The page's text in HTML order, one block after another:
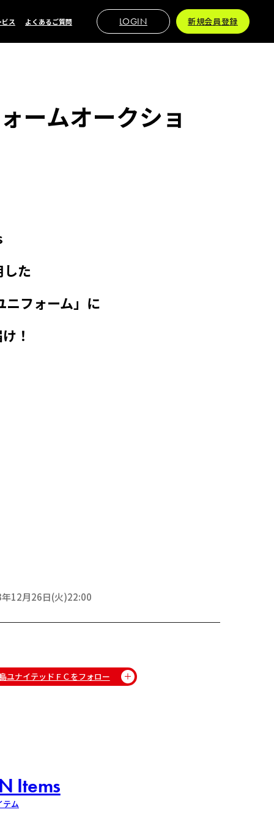
ス よくあるご質問 LOGIN 新規会員登録
ームオークショ
た
ニフォーム」に
！
12月26日(火)22:00
ユナイテッドＦＣをフォロー
Items
テム